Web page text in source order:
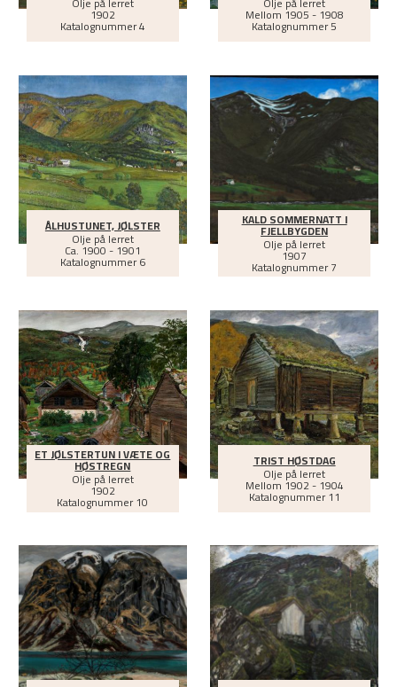
1902
Katalognummer 4
Mellom 1905 - 1908
Katalognummer 5
ÅLHUSTUNET, JØLSTER
Olje på lerret
Ca.1900 - 1901
Katalognummer 6
KALD SOMMERNATT I
FJELLBYGDEN
Olje på lerret
1907
Katalognummer 7
ET JØLSTERTUN I VÆTE OG
HØSTREGN
Olje på lerret
1902
Katalognummer 10
TRIST HØSTDAG
Olje på lerret
Mellom 1902 - 1904
Katalognummer 11